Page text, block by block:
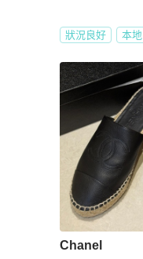
狀況良好 本地
Chanel